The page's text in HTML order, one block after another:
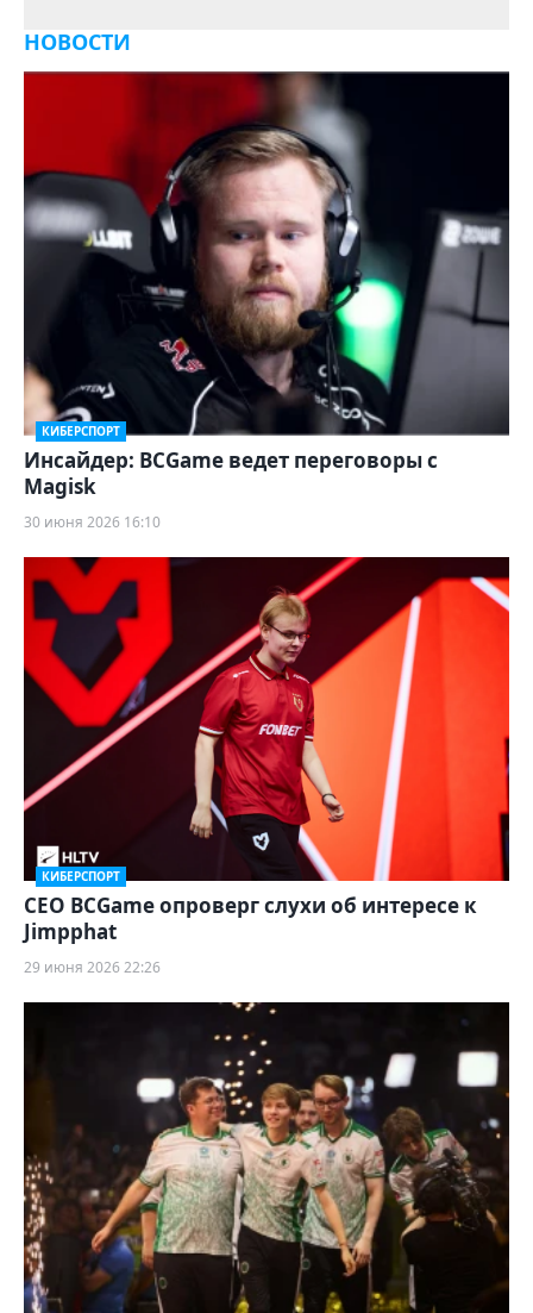
НОВОСТИ
КИБЕРСПОРТ
Инсайдер: BCGame ведет переговоры с
Magisk
30 июня 2026 16:10
КИБЕРСПОРТ
CEO BCGame опроверг слухи об интересе к
Jimpphat
29 июня 2026 22:26